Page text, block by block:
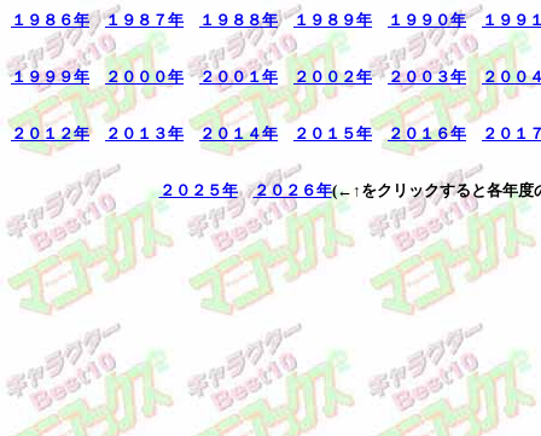
１９８６年 １９８７年 １９８８年 １９８９年 １９９０年 １９９
１９９９年 ２０００年 ２００１年 ２００２年 ２００３年 ２００
２０１２年 ２０１３年 ２０１４年 ２０１５年 ２０１６年 ２０１
２０２５年 ２０２６年(←↑をクリックすると各年